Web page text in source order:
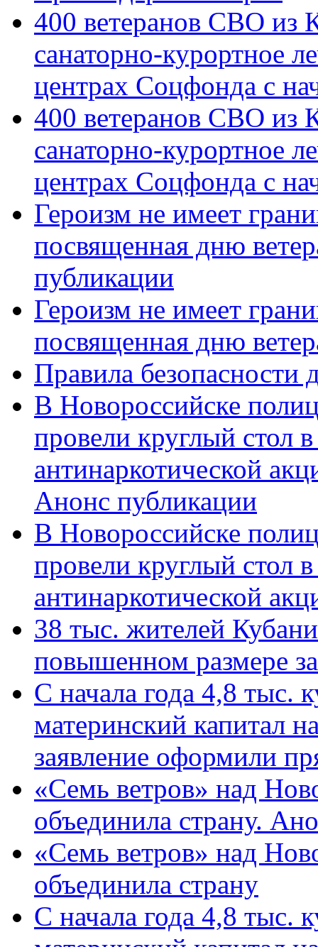
400 ветеранов СВО из
санаторно-курортное
центрах Соцфонда с
400 ветеранов СВО из
санаторно-курортное
центрах Соцфонда с
Героизм не имеет
посвященная дню
публикации
Героизм не имеет
посвященная дню
Правила безопасности
В Новороссийске
провели круглый стол
антинаркотической
Анонс публикации
В Новороссийске
провели круглый стол
антинаркотической
38 тыс. жителей
повышенном размере
С начала года 4,8 тыс.
материнский капитал
заявление оформили
«Семь ветров» над
объединила страну.
«Семь ветров» над
объединила страну
С начала года 4,8 тыс.